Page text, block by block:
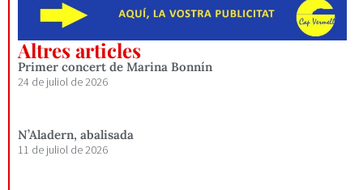
Altres articles
Primer concert de Marina Bonnín
24 de juliol de 2026
N’Aladern, abalisada
11 de juliol de 2026